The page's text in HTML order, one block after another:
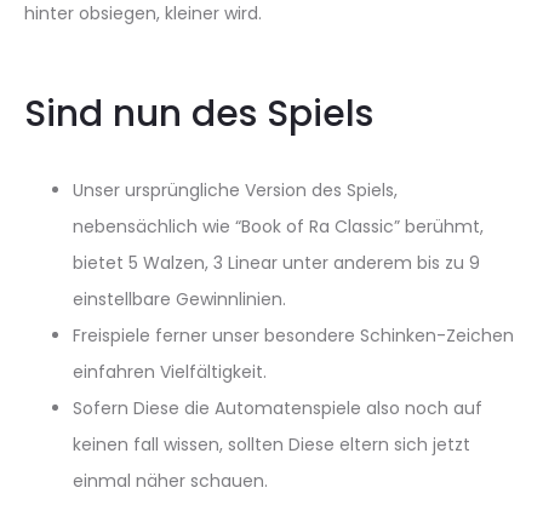
hinter obsiegen, kleiner wird.
Sind nun des Spiels
Unser ursprüngliche Version des Spiels,
nebensächlich wie “Book of Ra Classic” berühmt,
bietet 5 Walzen, 3 Linear unter anderem bis zu 9
einstellbare Gewinnlinien.
Freispiele ferner unser besondere Schinken-Zeichen
einfahren Vielfältigkeit.
Sofern Diese die Automatenspiele also noch auf
keinen fall wissen, sollten Diese eltern sich jetzt
einmal näher schauen.